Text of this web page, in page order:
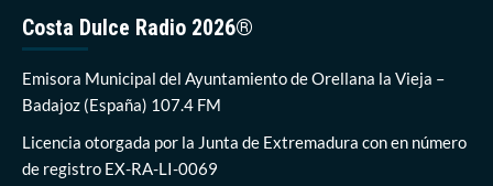
el
primero
de
Talleres
bienestar
emocional
Costa Dulce Radio 2026®
Emisora Municipal del Ayuntamiento de Orellana la Vieja –
Badajoz (España) 107.4 FM
Licencia otorgada por la Junta de Extremadura con en número
de registro EX-RA-LI-0069